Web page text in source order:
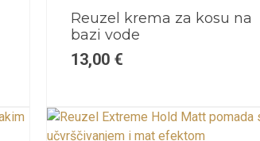
Reuzel krema za kosu na
bazi vode
13,00 €